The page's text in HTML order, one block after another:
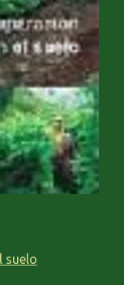
suelo